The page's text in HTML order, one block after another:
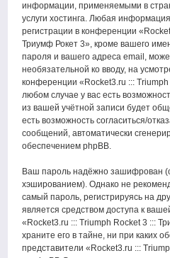
информации, применяемыми в
услуги хостинга. Любая
регистрации в конференции
Триумф Рокет 3», кроме вашего
пароля и вашего адреса email,
необязательной ко вводу, на
конференции «Rocket3.ru :::
любом случае у вас есть
из вашей учётной записи будет
есть возможность согласиться/
сообщений, автоматически
обеспечением phpBB.
Ваш пароль надёжно зашифрован
хэшированием). Однако не
самый пароль, регистрируясь на
является средством доступа к
«Rocket3.ru ::: Triumph Rocket 3 :::
храните его в тайне, ни при каких
представители «Rocket3.ru :::